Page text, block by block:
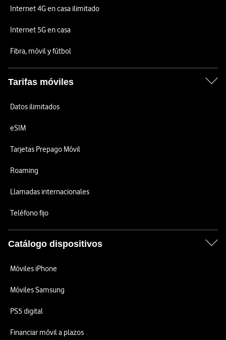
Internet 4G en casa ilimitado
Internet 5G en casa
Fibra, móvil y fútbol
Tarifas móviles
Datos ilimitados
eSIM
Tarjetas Prepago Móvil
Roaming
Llamadas internacionales
Teléfono fijo
Catálogo dispositivos
Móviles iPhone
Móviles Samsung
PS5 digital
Financiar móvil a plazos